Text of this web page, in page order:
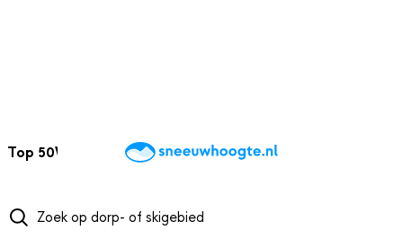
Top 50Webcams WintersportweerKaarten